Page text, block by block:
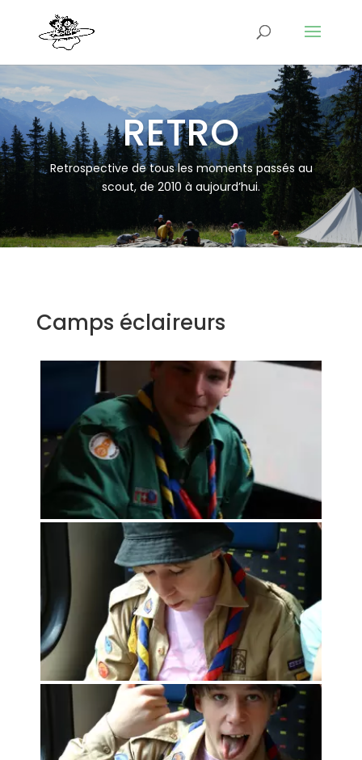
RETRO
Retrospective de tous les moments passés au
scout, de 2010 à aujourd’hui.
Camps éclaireurs